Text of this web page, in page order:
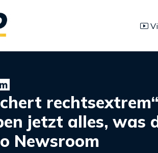
jetzt alles, was
Newsroom